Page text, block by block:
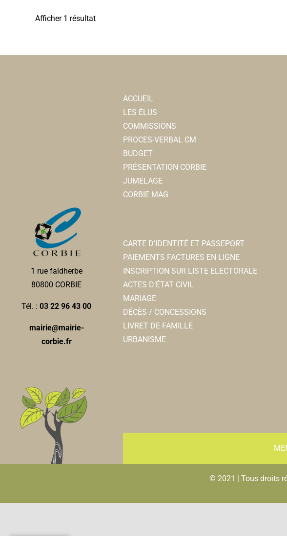
Afficher 1 résultat
1 rue faidherbe
80800 CORBIE
Tél. :03 22 96 43 00
mairie@mairie-
corbie.fr
ACCUEIL
LES ÉLUS
COMMISSIONS
PROCES-VERBAL CM
BUDGET
PRÉSENTATION CORBIE
JUMELAGE
CORBIE MAG
CARTE D’IDENTITÉ ET PASSEPORT
PAIEMENTS FACTURES EN LIGNE
INSCRIPTION SUR LISTE ELECTORALE
ACTES D’ÉTAT CIVIL
MARIAGE
DÉCÈS / CONCESSIONS
LIVRET DE FAMILLE
URBANISME
© 2021 | Tous droits